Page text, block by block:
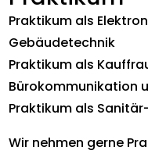
Praktikum als
Gebäudetechnik
Praktikum als
Bürokommunikation
Praktikum als
Wir nehmen gerne